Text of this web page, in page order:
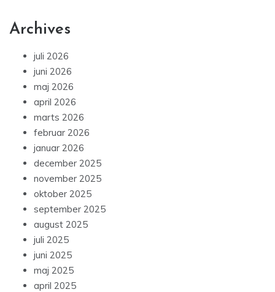
Archives
juli 2026
juni 2026
maj 2026
april 2026
marts 2026
februar 2026
januar 2026
december 2025
november 2025
oktober 2025
september 2025
august 2025
juli 2025
juni 2025
maj 2025
april 2025